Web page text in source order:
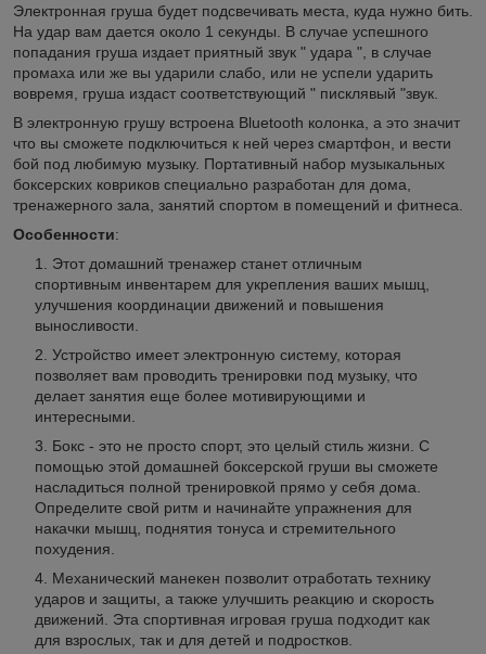
Электронная груша будет подсвечивать места, куда нужно бить.
На удар вам дается около 1 секунды. В случае успешного
попадания груша издает приятный звук " удара ", в случае
промаха или же вы ударили слабо, или не успели ударить
вовремя, груша издаст соответствующий " писклявый "звук.
В электронную грушу встроена Bluetooth колонка, а это значит
что вы сможете подключиться к ней через смартфон, и вести
бой под любимую музыку. Портативный набор музыкальных
боксерских ковриков специально разработан для дома,
тренажерного зала, занятий спортом в помещений и фитнеса.
Особенности:
Этот домашний тренажер станет отличным
спортивным инвентарем для укрепления ваших мышц,
улучшения координации движений и повышения
выносливости.
Устройство имеет электронную систему, которая
позволяет вам проводить тренировки под музыку, что
делает занятия еще более мотивирующими и
интересными.
Бокс - это не просто спорт, это целый стиль жизни. С
помощью этой домашней боксерской груши вы сможете
насладиться полной тренировкой прямо у себя дома.
Определите свой ритм и начинайте упражнения для
накачки мышц, поднятия тонуса и стремительного
похудения.
Механический манекен позволит отработать технику
ударов и защиты, а также улучшить реакцию и скорость
движений. Эта спортивная игровая груша подходит как
для взрослых, так и для детей и подростков.